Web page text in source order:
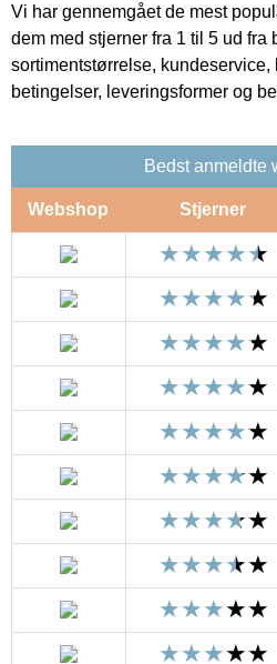
Vi har gennemgået de mest
dem med stjerner fra 1 til 5 ud fra
sortimentstørrelse, kundeservice,
betingelser, leveringsformer og
Bedst anmeldte
Webshop Stjerner